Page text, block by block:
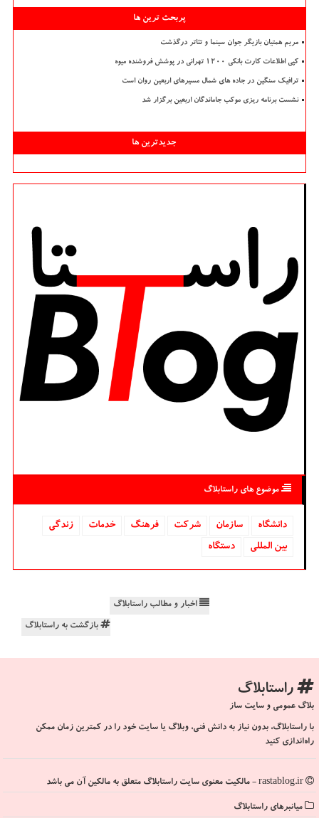
پربحث ترین ها
مریم همتیان بازیگر جوان سینما و تئاتر درگذشت
کپی اطلاعات کارت بانکی ۱۲۰۰ تهرانی در پوشش فروشنده میوه
ترافیک سنگین در جاده های شمال مسیرهای اربعین روان است
نشست برنامه ریزی موکب جاماندگان اربعین برگزار شد
جدیدترین ها
موضوع های راستابلاگ
دانشگاه‌ سازمان شركت فرهنگ خدمات
زندگی
بین المللی
دستگاه
اخبار و مطالب راستابلاگ
بازگشت به راستابلاگ
راستابلاگ
بلاگ عمومی و سایت ساز
با راستابلاگ، بدون نیاز به دانش فنی، وبلاگ یا سایت خود را در کمترین زمان ممکن
راه‌اندازی کنید
میانبرهای راستابلاگ